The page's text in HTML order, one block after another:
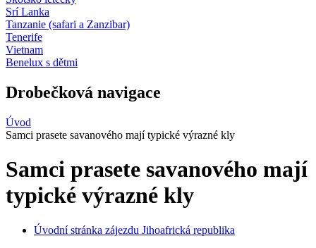
Srí Lanka
Tanzanie (safari a Zanzibar)
Tenerife
Vietnam
Benelux s dětmi
Drobečková navigace
Úvod
Samci prasete savanového mají typické výrazné kly
Samci prasete savanového mají
typické výrazné kly
Úvodní stránka zájezdu Jihoafrická republika